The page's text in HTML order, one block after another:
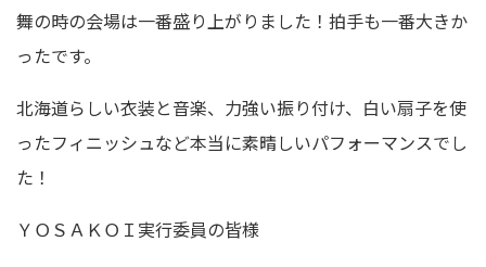
舞の時の会場は一番盛り上がりました！拍手も一番大きか
ったです。
北海道らしい衣装と音楽、力強い振り付け、白い扇子を使
ったフィニッシュなど本当に素晴しいパフォーマンスでし
た！
ＹＯＳＡＫＯＩ実行委員の皆様